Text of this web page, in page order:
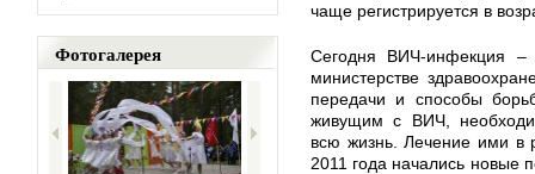
Фотогалерея
чаще регистрируется в
Сегодня ВИЧ-инфекция –
министерстве
передачи и способы
живущим с ВИЧ,
всю жизнь. Лечение ими в
2011 года начались новые